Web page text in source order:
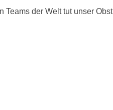
Teams der Welt tut unser Obst